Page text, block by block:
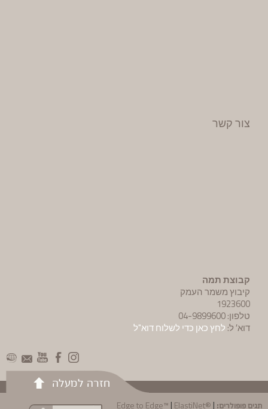
צור קשר
קבוצת תמה
קיבוץ משמר העמק
1923600
טלפון: 04-9899600
דוא′ ל: לחץ כאן כדי לשלוח דוא"ל
חזרה למעלה
תגים פופולרים: Edge to Edge™ | ElastiNet® |